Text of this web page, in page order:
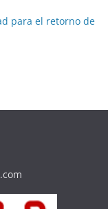
para el retorno de